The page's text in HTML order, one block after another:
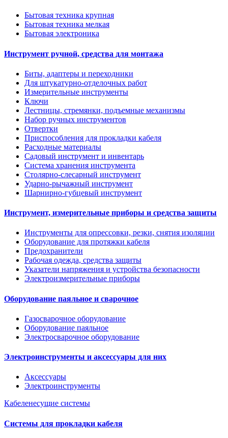
Бытовая техника крупная
Бытовая техника мелкая
Бытовая электроника
Инструмент ручной, средства для монтажа
Биты, адаптеры и переходники
Для штукатурно-отделочных работ
Измерительные инструменты
Ключи
Лестницы, стремянки, подъемные механизмы
Набор ручных инструментов
Отвертки
Приспособления для прокладки кабеля
Расходные материалы
Садовый инструмент и инвентарь
Система хранения инструмента
Столярно-слесарный инструмент
Ударно-рычажный инструмент
Шарнирно-губцевый инструмент
Инструмент, измерительные приборы и средства защиты
Инструменты для опрессовки, резки, снятия изоляции
Оборудование для протяжки кабеля
Предохранители
Рабочая одежда, средства защиты
Указатели напряжения и устройства безопасности
Электроизмерительные приборы
Оборудование паяльное и сварочное
Газосварочное оборудование
Оборудование паяльное
Электросварочное оборудование
Электроинструменты и аксессуары для них
Аксессуары
Электроинструменты
Кабеленесущие системы
Системы для прокладки кабеля